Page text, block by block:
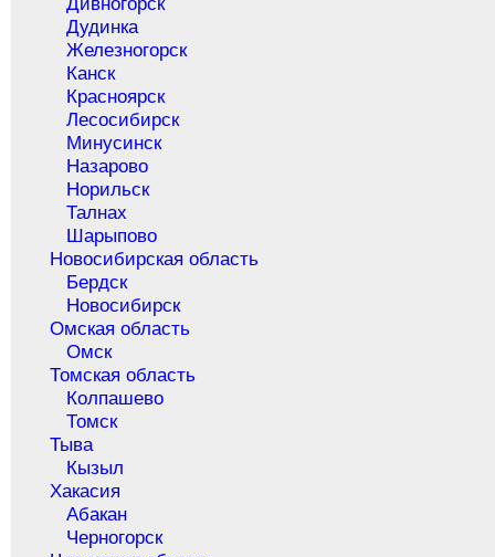
Дудинка
Железногорск
Канск
Красноярск
Лесосибирск
Минусинск
Назарово
Норильск
Талнах
Шарыпово
Новосибирская область
Бердск
Новосибирск
Омская область
Омск
Томская область
Колпашево
Томск
Тыва
Кызыл
Хакасия
Абакан
Черногорск